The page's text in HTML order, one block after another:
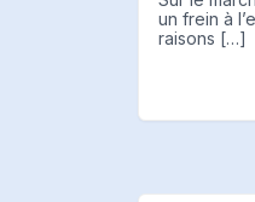
un frein à
raisons […]